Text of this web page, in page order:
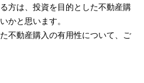
方は、投資を目的とした不動産購
かと思います。
不動産購入の有用性について、ご